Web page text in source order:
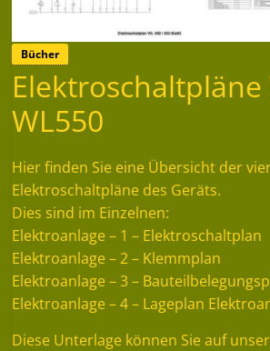
Bücher
Elektroschaltpläne
WL550
Hier finden Sie eine Übersicht der
Elektroschaltpläne des Geräts.
Dies sind im Einzelnen:
Elektroanlage – 1 – Elektroschaltplan
Elektroanlage – 2 – Klemmplan
Elektroanlage – 3 –
Elektroanlage – 4 – Lageplan
Diese Unterlage können Sie auf